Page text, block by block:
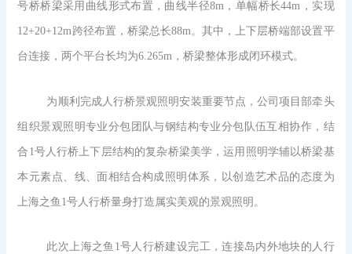
号桥桥梁采用曲线形式布置，曲线半径8m，单幅桥长44m，实现
12+20+12m跨径布置，桥梁总长88m。其中，上下层桥端部设置平
台连接，两个平台长均为6.265m，桥梁整体形成闭环模式。
为顺利完成人行桥景观照明安装重要节点，公司项目部牵头
组织景观照明专业分包团队与钢结构专业分包队伍互相协作，结
合1号人行桥上下层结构的复杂桥梁美学，运用照明学辅以桥梁基
本元素点、线、面相结合构成照明体系，以创造艺术品的态度为
上海之鱼1号人行桥量身打造属实美观的景观照明。
此次上海之鱼1号人行桥建设完工，连接岛内外地块的人行